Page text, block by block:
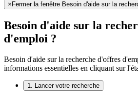
× Fermer la fenêtre Besoin d'aide sur la
Besoin d'aide sur la
d'emploi ?
Besoin d'aide sur la recherche d'offres
informations essentielles en cliquant sur
1. Lancer votre recherche